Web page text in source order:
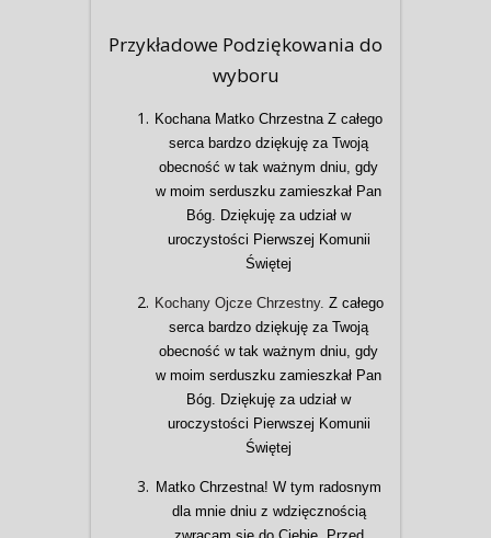
Przykładowe Podziękowania do
wyboru
Kochana Matko Chrzestna Z całego
serca bardzo dziękuję za Twoją
obecność w tak ważnym dniu, gdy
w moim serduszku zamieszkał Pan
Bóg. Dziękuję za udział w
uroczystości Pierwszej Komunii
Świętej
Kochany Ojcze Chrzestny. Z całego
serca bardzo dziękuję za Twoją
obecność w tak ważnym dniu, gdy
w moim serduszku zamieszkał Pan
Bóg. Dziękuję za udział w
uroczystości Pierwszej Komunii
Świętej
Matko Chrzestna! W tym radosnym
dla mnie dniu z wdzięcznością